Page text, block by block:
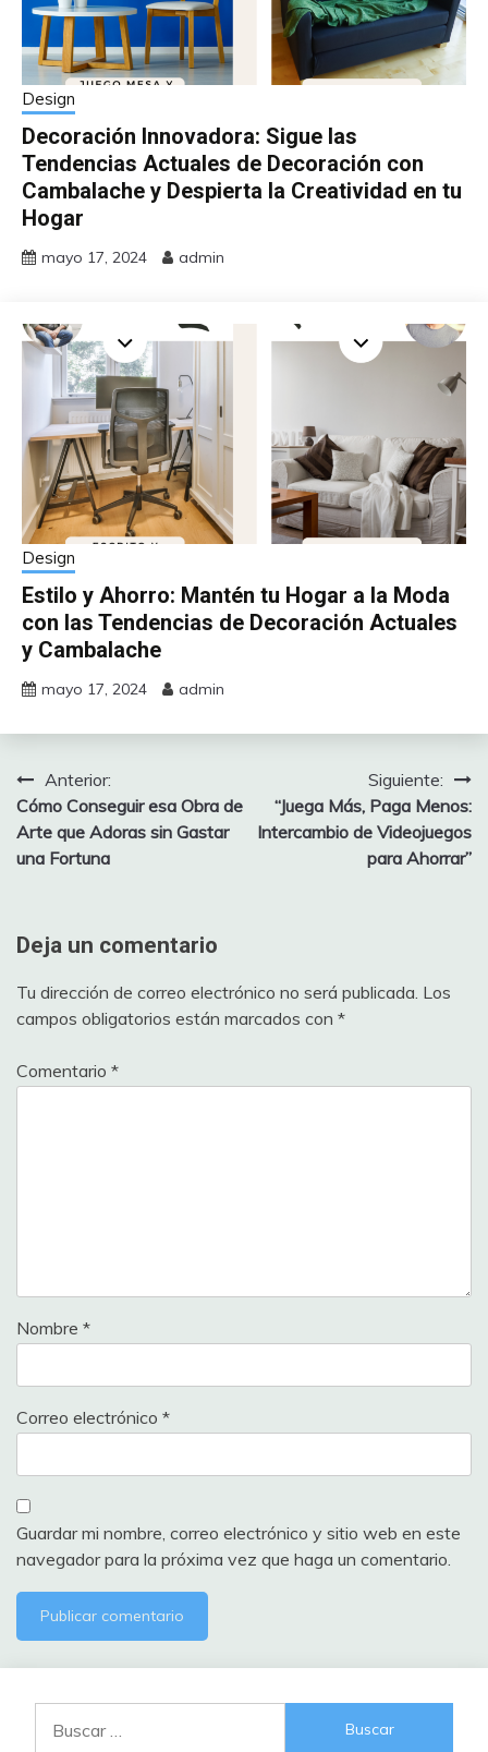
Design
Decoración Innovadora: Sigue las
Tendencias Actuales de Decoración con
Cambalache y Despierta la Creatividad en tu
Hogar
mayo 17, 2024 admin
Design
Estilo y Ahorro: Mantén tu Hogar a la Moda
con las Tendencias de Decoración Actuales
y Cambalache
mayo 17, 2024 admin
Navegación
de
entradas
Anterior:
Cómo Conseguir esa Obra de
Arte que Adoras sin Gastar
una Fortuna
Siguiente:
“Juega Más, Paga Menos:
Intercambio de Videojuegos
para Ahorrar”
Deja un comentario
Tu dirección de correo electrónico no será publicada. Los
campos obligatorios están marcados con *
Comentario *
Nombre *
Correo electrónico *
Guardar mi nombre, correo electrónico y sitio web en este
navegador para la próxima vez que haga un comentario.